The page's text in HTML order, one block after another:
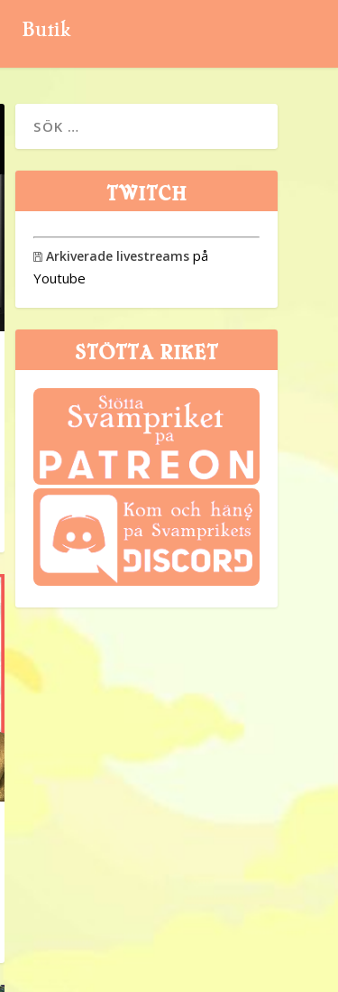
Butik
TWITCH
 Arkiverade livestreams på
Youtube
STÖTTA RIKET